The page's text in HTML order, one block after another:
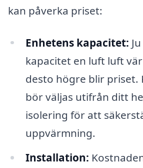
kan påverka priset:
Enhetens kapacitet:
kapacitet en luft luft
desto högre blir priset.
bör väljas utifrån ditt
isolering för att
uppvärmning.
Installation: